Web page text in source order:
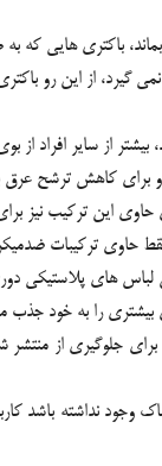
باکتري هايي که
از اين رو
از ساير
براي کاهش ترشح
ترکيب نيز براي
حاوي ترکيبات
لباس هاي پلاستيکي
را به خود جذب
براي جلوگيري از
نداشته باشد